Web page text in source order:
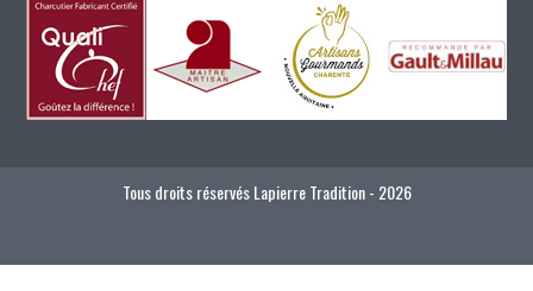
Tous droits réservés Lapierre Tradition - 2026